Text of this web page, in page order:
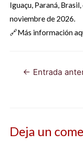
Iguaçu, Paraná,
noviembre de 2026.
🔗Más información
Navegación
← Entrada
Deja un